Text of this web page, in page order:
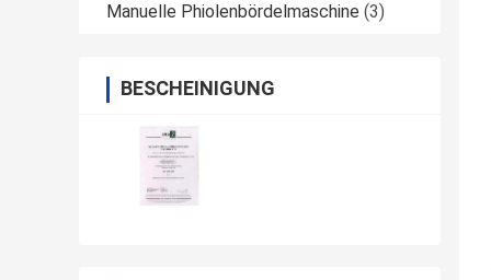
Manuelle Phiolenbördelmaschine (3)
BESCHEINIGUNG